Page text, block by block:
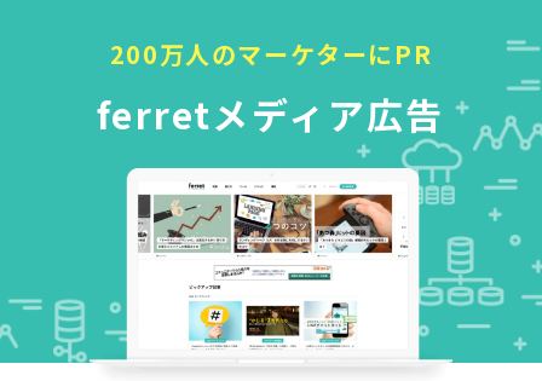
200万人のマーケターにPR
ferretメディア広告